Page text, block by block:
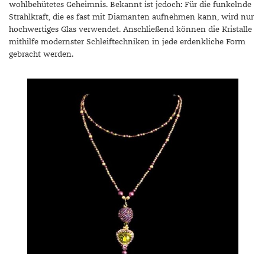
wohlbehütetes Geheimnis. Bekannt ist jedoch: Für die funkelnde
Strahlkraft, die es fast mit Diamanten aufnehmen kann, wird nur
hochwertiges Glas verwendet. Anschließend können die Kristalle
mithilfe modernster Schleiftechniken in jede erdenkliche Form
gebracht werden.